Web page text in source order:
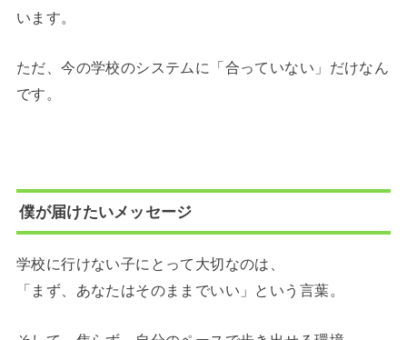
います。
ただ、今の学校のシステムに「合っていない」だけなん
です。
僕が届けたいメッセージ
学校に行けない子にとって大切なのは、
「まず、あなたはそのままでいい」という言葉。